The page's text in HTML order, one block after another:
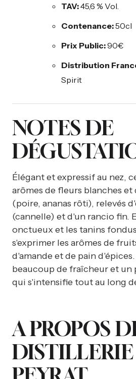
TAV:45,6 % Vol.
Contenance:50cl
Prix Public:90€
Distribution
Spirit
NOTES DE
Élégant et expressif au nez,
arômes de fleurs blanches
(poire, ananas rôti), relevés
(cannelle) et d'un rancio fin.
onctueux et les tanins
s'exprimer les arômes de
d'amande et de pain
beaucoup de fraîcheur et
qui s'intensifie tout au long
A PROPOS